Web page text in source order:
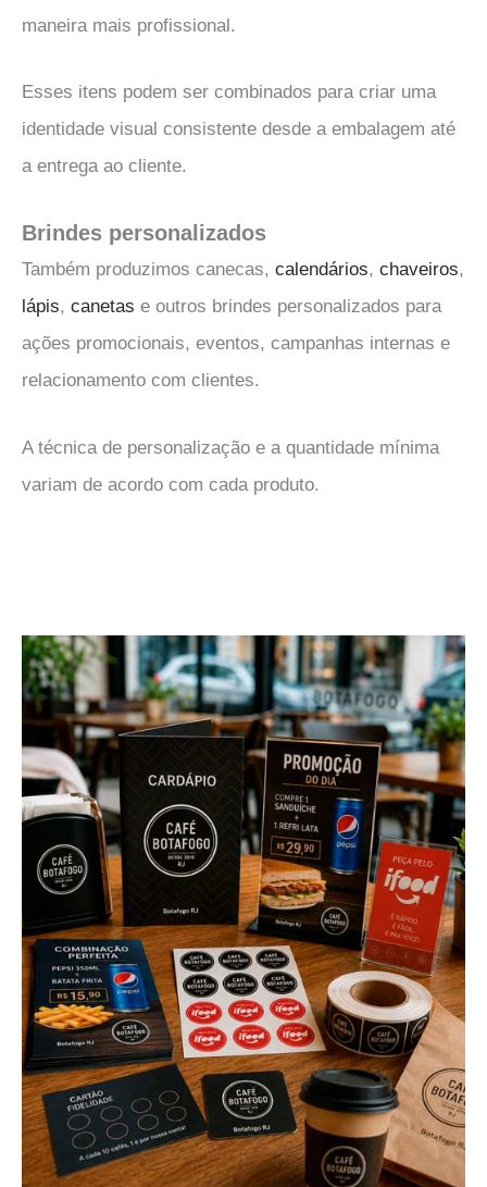
maneira mais profissional.
Esses itens podem ser combinados para criar uma
identidade visual consistente desde a embalagem até
a entrega ao cliente.
Brindes personalizados
Também produzimos canecas, calendários, chaveiros,
lápis, canetas e outros brindes personalizados para
ações promocionais, eventos, campanhas internas e
relacionamento com clientes.
A técnica de personalização e a quantidade mínima
variam de acordo com cada produto.